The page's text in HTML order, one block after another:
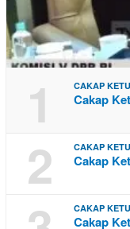
1 CAKAP
Cakap
2 CAKAP
Cakap
CAKAP
Cakap